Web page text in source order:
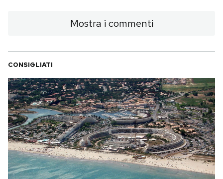
Mostra i commenti
CONSIGLIATI